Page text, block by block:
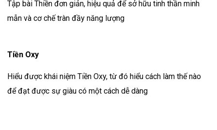
Tập bài Thiền đơn giản, hiệu quả để sở hữu tinh thần minh
mẫn và cơ chế tràn đầy năng lượng
Tiền Oxy
Hiểu được khái niệm Tiền Oxy, từ đó hiểu cách làm thế nào
để đạt được sự giàu có một cách dễ dàng